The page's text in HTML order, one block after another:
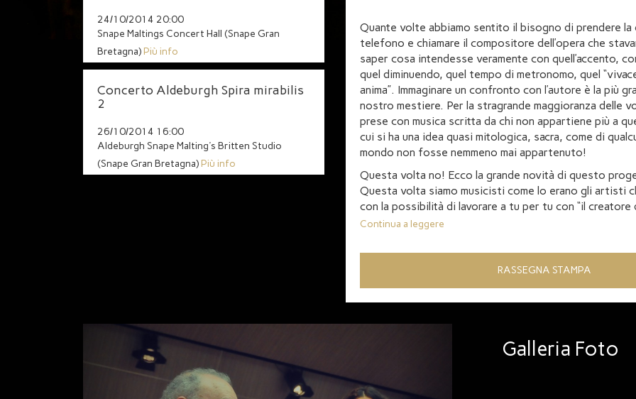
Quante volte abbiamo sentito il bisogno di prendere
telefono e chiamare il compositore dell’opera che
saper cosa intendesse veramente con quell’accento,
quel diminuendo, quel tempo di metronomo, quel
anima”. Immaginare un confronto con l’autore è la più
nostro mestiere. Per la stragrande maggioranza delle
prese con musica scritta da chi non appartiene più a
cui si ha una idea quasi mitologica, sacra, come di
mondo non fosse nemmeno mai appartenuto!
Questa volta no! Ecco la grande novità di questo
Questa volta siamo musicisti come lo erano gli artisti
con la possibilità di lavorare a tu per tu con “il creatore
da imparare... anche semplicemente dall’esperienza
di iniziare questo nuovo cammino con Colin Matthews
Barcarolle, un brano immaginato da lui come movimento
Continua a leggere
RASSEGNA STAMPA
24/10/2014 20:00
Snape Maltings Concert Hall (Snape Gran
Bretagna) Più info
Concerto Aldeburgh Spira mirabilis
2
26/10/2014 16:00
Aldeburgh Snape Malting's Britten Studio
(Snape Gran Bretagna) Più info
Galleria Foto
Previous